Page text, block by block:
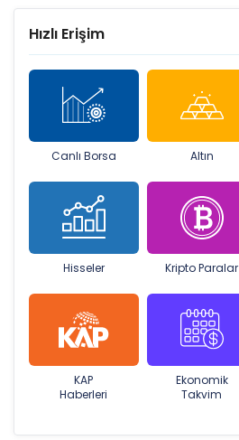
Hızlı Erişim
Canlı Borsa Altın
Hisseler Kripto Paralar
KAP
Haberleri
Ekonomik
Takvim